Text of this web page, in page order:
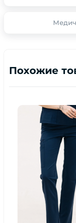
Похожие